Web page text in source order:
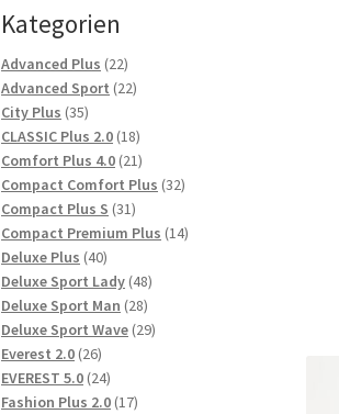
Kategorien
Advanced Plus 2222
Produkte
Advanced Sport 2222
City Plus 3535
Produkte
CLASSIC Plus 2.0 1818
Produkte
Comfort Plus 4.0 2121
Produkte
Compact Comfort Plus 3232
Compact Plus S 3131
Produkte
Compact Premium Plus 1414
Deluxe Plus 4040
Produkte
Deluxe Sport Lady 4848
Deluxe Sport Man 2828
Produkte
Deluxe Sport Wave 2929
Everest 2.0 2626
Produkte
EVEREST 5.0 2424
Produkte
Fashion Plus 2.0 1717